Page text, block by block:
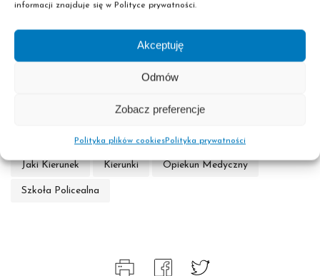
informacji znajduje się w Polityce prywatności.
Akceptuję
Odmów
Zobacz preferencje
Polityka plików cookiesPolityka prywatności
to Opiekun Medyczny jest idealnym kierunkiem dla
Ciebie! Skontaktuj się z nami i dowiedz się więcej o
Jaki Kierunek Kierunki Opiekun Medyczny
Szkoła Policealna